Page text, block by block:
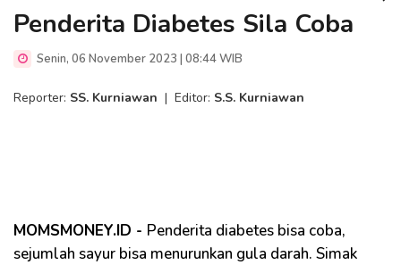
Penderita Diabetes Sila Coba
Senin, 06 November 2023 | 08:44 WIB
Reporter: SS. Kurniawan | Editor: S.S. Kurniawan
MOMSMONEY.ID - Penderita diabetes bisa coba,
sejumlah sayur bisa menurunkan gula darah. Simak